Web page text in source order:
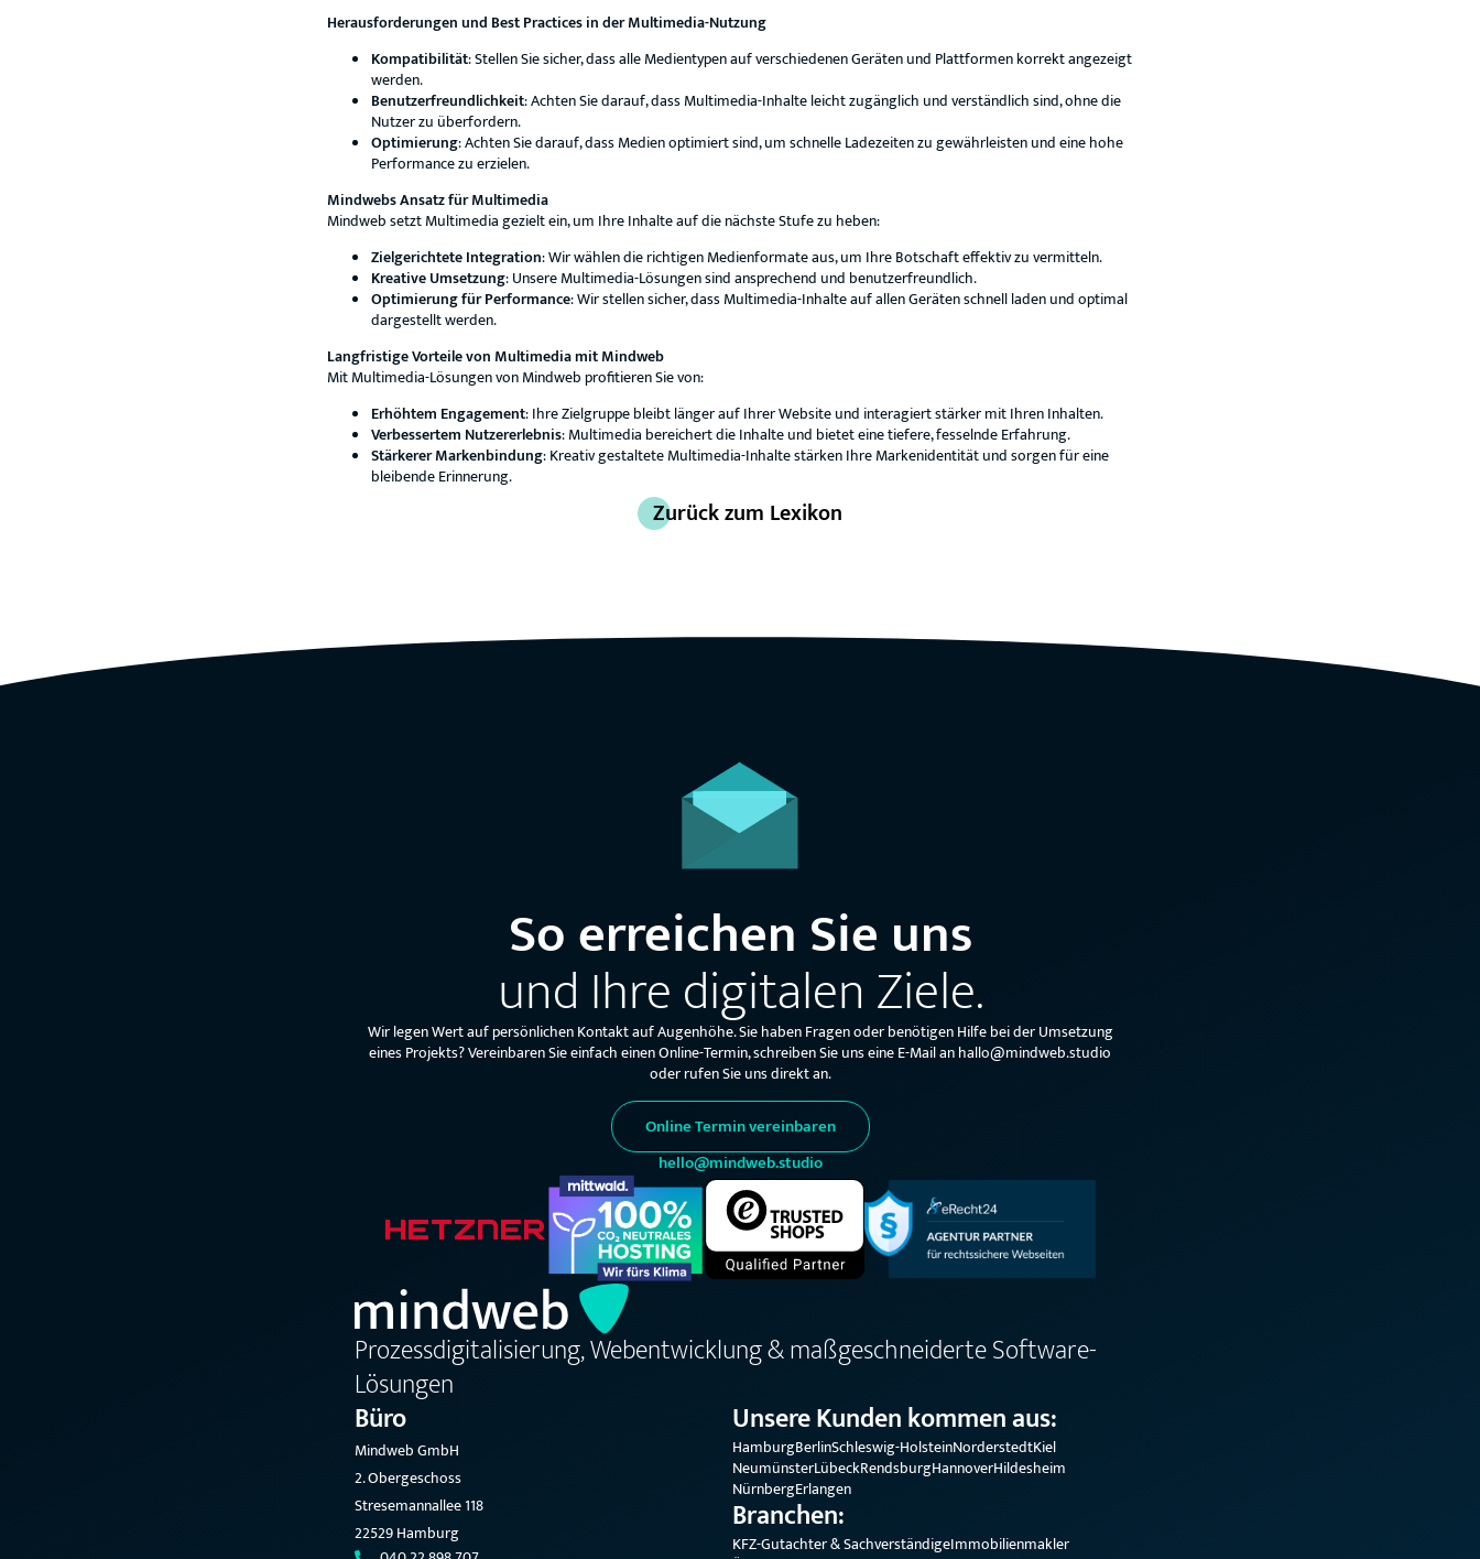
Herausforderungen und Best Practices in der Multimedia-Nutzung
Kompatibilität: Stellen Sie sicher, dass alle Medientypen auf verschiedenen Geräten und Plattformen korrekt angezeigt
werden.
Benutzerfreundlichkeit: Achten Sie darauf, dass Multimedia-Inhalte leicht zugänglich und verständlich sind, ohne die
Nutzer zu überfordern.
Optimierung: Achten Sie darauf, dass Medien optimiert sind, um schnelle Ladezeiten zu gewährleisten und eine hohe
Performance zu erzielen.
Mindwebs Ansatz für Multimedia
Mindweb setzt Multimedia gezielt ein, um Ihre Inhalte auf die nächste Stufe zu heben:
Zielgerichtete Integration: Wir wählen die richtigen Medienformate aus, um Ihre Botschaft effektiv zu vermitteln.
Kreative Umsetzung: Unsere Multimedia-Lösungen sind ansprechend und benutzerfreundlich.
Optimierung für Performance: Wir stellen sicher, dass Multimedia-Inhalte auf allen Geräten schnell laden und optimal
dargestellt werden.
Langfristige Vorteile von Multimedia mit Mindweb
Mit Multimedia-Lösungen von Mindweb profitieren Sie von:
Erhöhtem Engagement: Ihre Zielgruppe bleibt länger auf Ihrer Website und interagiert stärker mit Ihren Inhalten.
Verbessertem Nutzererlebnis: Multimedia bereichert die Inhalte und bietet eine tiefere, fesselnde Erfahrung.
Stärkerer Markenbindung: Kreativ gestaltete Multimedia-Inhalte stärken Ihre Markenidentität und sorgen für eine
bleibende Erinnerung.
Zurück zum Lexikon
So erreichen Sie uns
und Ihre digitalen Ziele.
Wir legen Wert auf persönlichen Kontakt auf Augenhöhe. Sie haben Fragen oder benötigen Hilfe bei der Umsetzung
eines Projekts? Vereinbaren Sie einfach einen Online-Termin, schreiben Sie uns eine E-Mail an hallo@mindweb.studio
oder rufen Sie uns direkt an.
Online Termin vereinbaren
hello@mindweb.studio
Prozessdigitalisierung, Webentwicklung & maßgeschneiderte Software-
Lösungen
Büro
Mindweb GmbH
2. Obergeschoss
Stresemannallee 118
22529 Hamburg
Unsere Kunden kommen aus:
HamburgBerlinSchleswig-HolsteinNorderstedtKiel
NeumünsterLübeckRendsburgHannoverHildesheim
NürnbergErlangen
Branchen:
KFZ-Gutachter & SachverständigeImmobilienmakler